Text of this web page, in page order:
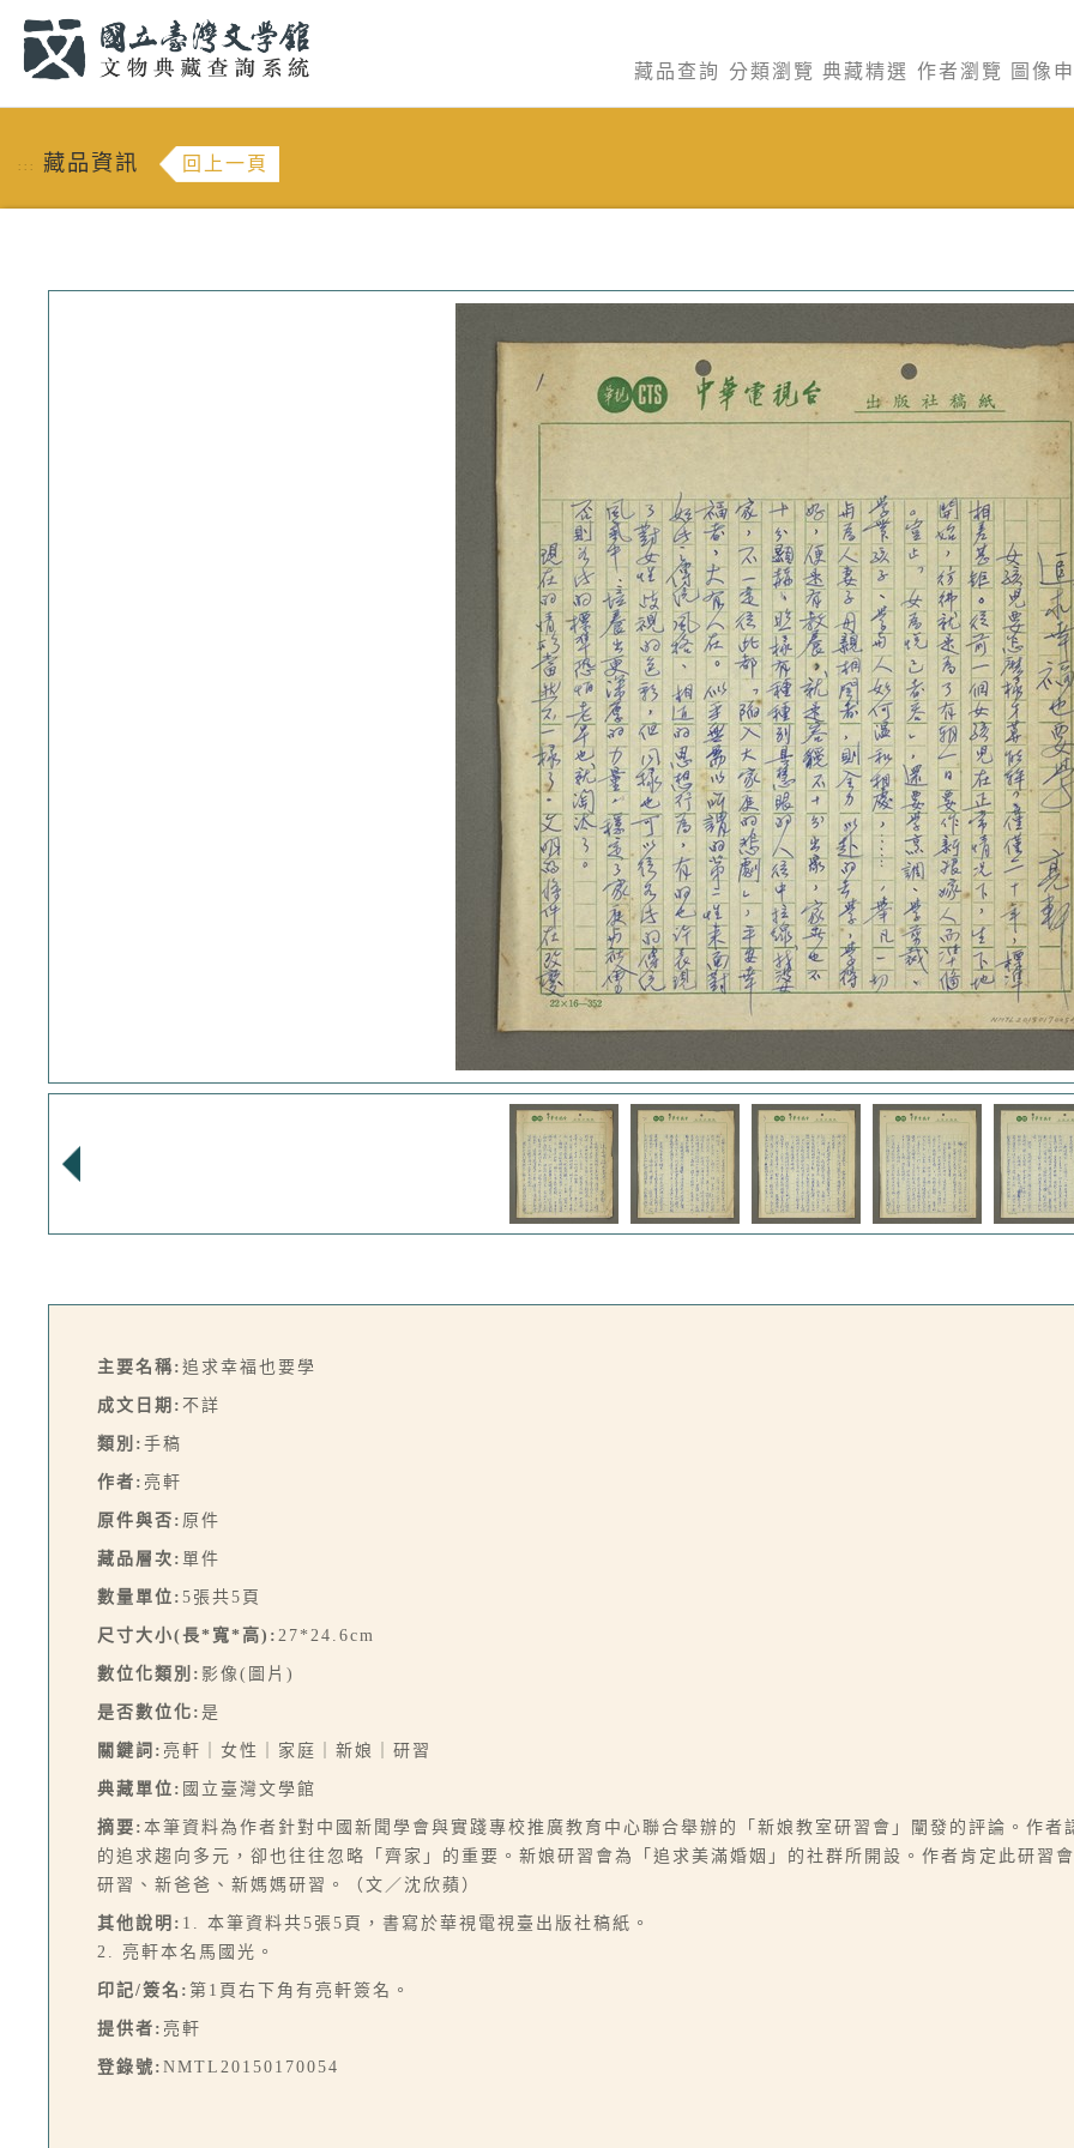
藏品查詢 分類瀏覽 典藏精選 作者瀏覽 圖像
::: 藏品資訊 回上一頁
主要名稱: 追求幸福也要學
成文日期: 不詳
類別: 手稿
作者: 亮軒
原件與否: 原件
藏品層次: 單件
數量單位: 5張共5頁
尺寸大小(長*寬*高): 27*24.6cm
數位化類別: 影像(圖片)
是否數位化: 是
關鍵詞: 亮軒｜女性｜家庭｜新娘｜研習
典藏單位: 國立臺灣文學館
摘要: 本筆資料為作者針對中國新聞學會與實踐專校推廣教育中心聯合舉辦的「新娘教室研習會」闡發的評論。作
的追求趨向多元，卻也往往忽略「齊家」的重要。新娘研習會為「追求美滿婚姻」的社群所開設。作者肯定此研習
研習、新爸爸、新媽媽研習。（文／沈欣蘋）
其他說明: 1. 本筆資料共5張5頁，書寫於華視電視臺出版社稿紙。
2. 亮軒本名馬國光。
印記/簽名: 第1頁右下角有亮軒簽名。
提供者: 亮軒
登錄號: NMTL20150170054